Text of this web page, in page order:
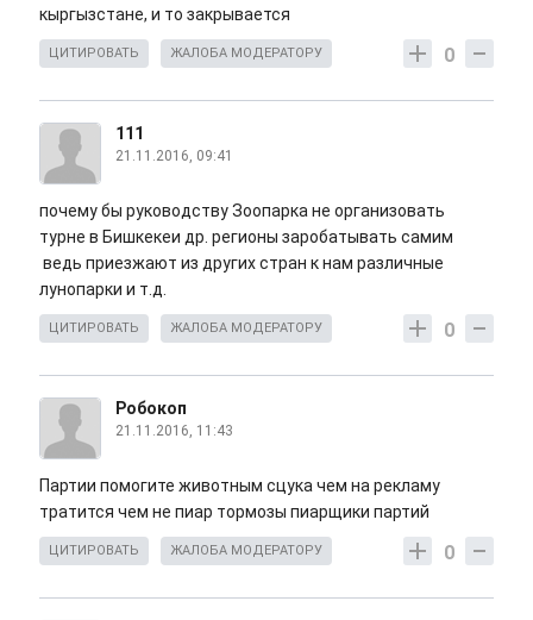
кыргызстане, и то закрывается
0
ЦИТИРОВАТЬ ЖАЛОБА МОДЕРАТОРУ
111
21.11.2016, 09:41
почему бы руководству Зоопарка не организовать
турне в Бишкекеи др. регионы заробатывать самим
ведь приезжают из других стран к нам различные
лунопарки и т.д.
0
ЦИТИРОВАТЬ ЖАЛОБА МОДЕРАТОРУ
Робокоп
21.11.2016, 11:43
Партии помогите животным сцука чем на рекламу
тратится чем не пиар тормозы пиарщики партий
0
ЦИТИРОВАТЬ ЖАЛОБА МОДЕРАТОРУ